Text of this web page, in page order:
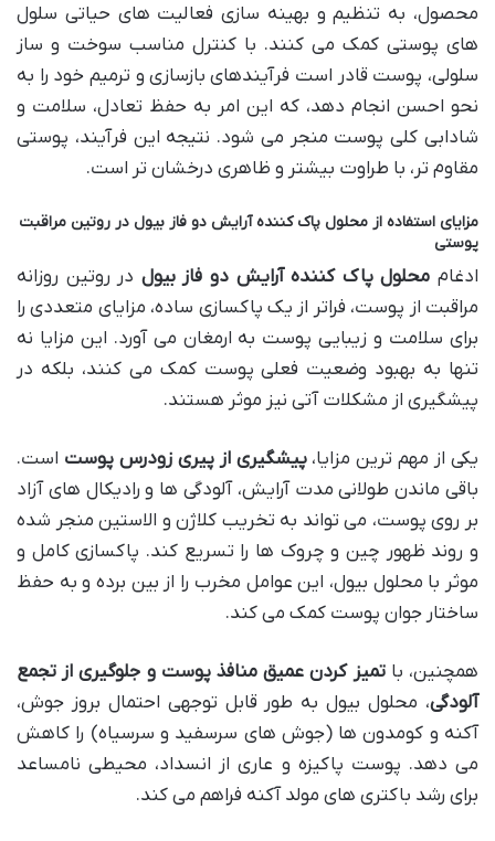
محصول، به تنظیم و بهینه سازی فعالیت های حیاتی سلول
های پوستی کمک می کنند. با کنترل مناسب سوخت و ساز
سلولی، پوست قادر است فرآیندهای بازسازی و ترمیم خود را به
نحو احسن انجام دهد، که این امر به حفظ تعادل، سلامت و
شادابی کلی پوست منجر می شود. نتیجه این فرآیند، پوستی
مقاوم تر، با طراوت بیشتر و ظاهری درخشان تر است.
مزایای استفاده از محلول پاک کننده آرایش دو فاز بیول در روتین مراقبت
پوستی
ادغام محلول پاک کننده آرایش دو فاز بیول در روتین روزانه
مراقبت از پوست، فراتر از یک پاکسازی ساده، مزایای متعددی را
برای سلامت و زیبایی پوست به ارمغان می آورد. این مزایا نه
تنها به بهبود وضعیت فعلی پوست کمک می کنند، بلکه در
پیشگیری از مشکلات آتی نیز موثر هستند.
یکی از مهم ترین مزایا،پیشگیری از پیری زودرس پوست است.
باقی ماندن طولانی مدت آرایش، آلودگی ها و رادیکال های آزاد
بر روی پوست، می تواند به تخریب کلاژن و الاستین منجر شده
و روند ظهور چین و چروک ها را تسریع کند. پاکسازی کامل و
موثر با محلول بیول، این عوامل مخرب را از بین برده و به حفظ
ساختار جوان پوست کمک می کند.
همچنین، باتمیز کردن عمیق منافذ پوست و جلوگیری از تجمع
آلودگی، محلول بیول به طور قابل توجهی احتمال بروز جوش،
آکنه و کومدون ها (جوش های سرسفید و سرسیاه) را کاهش
می دهد. پوست پاکیزه و عاری از انسداد، محیطی نامساعد
برای رشد باکتری های مولد آکنه فراهم می کند.